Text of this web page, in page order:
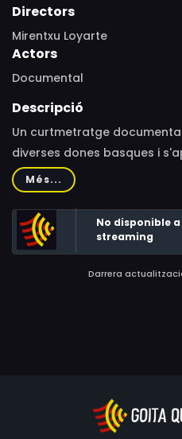
Directors
Mirentxu Loyarte
Actors
Documental
Descripció
Un curtmetratge
diverses dones basques i
que als anys vuitanta eren
mercats, els parcs infantils,
de peix i els urinaris masculins.
Més...
No disponible
streaming
Darrera